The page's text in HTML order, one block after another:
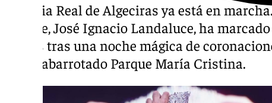
La Feria Real de Algeciras ya está en
alcalde, José Ignacio Landaluce, ha
fiestas tras una noche mágica de
en un abarrotado Parque María Cristina.